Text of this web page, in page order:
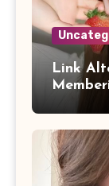
Link